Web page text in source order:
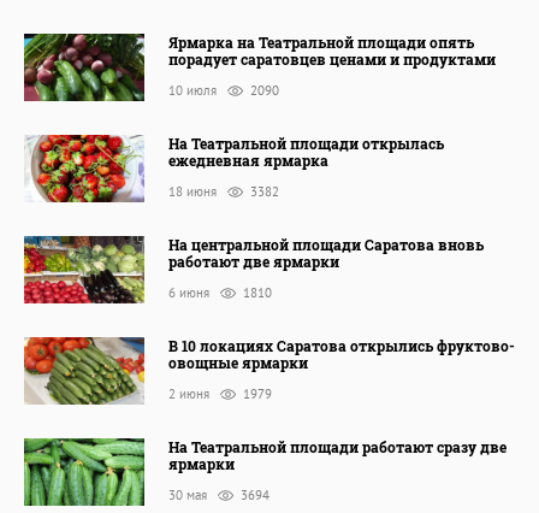
Ярмарка на Театральной площади опять
порадует саратовцев ценами и продуктами
10 июля 2090
На Театральной площади открылась
ежедневная ярмарка
18 июня 3382
На центральной площади Саратова вновь
работают две ярмарки
6 июня 1810
В 10 локациях Саратова открылись фруктово-
овощные ярмарки
2 июня 1979
На Театральной площади работают сразу две
ярмарки
30 мая 3694